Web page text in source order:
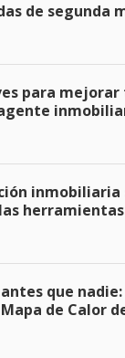
de segunda
para
inmobiliaria
que
de Calor